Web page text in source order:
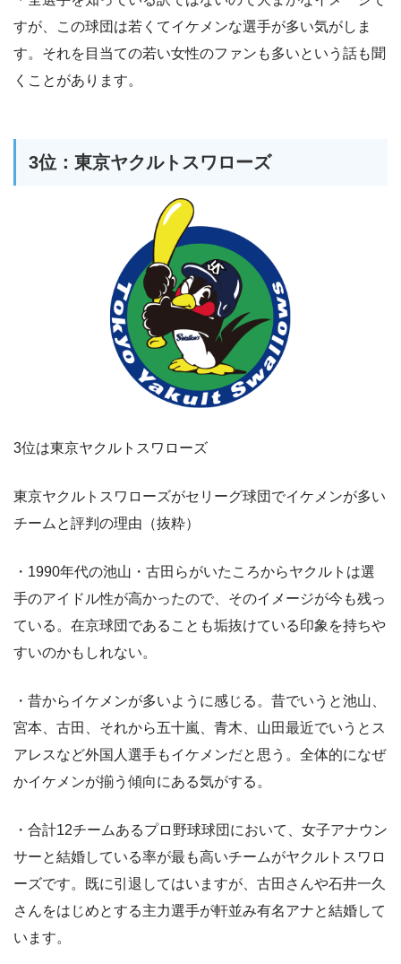
すが、この球団は若くてイケメンな選手が多い気がしま
す。それを目当ての若い女性のファンも多いという話も聞
くことがあります。
3位：東京ヤクルトスワローズ
3位は東京ヤクルトスワローズ
東京ヤクルトスワローズがセリーグ球団でイケメンが多い
チームと評判の理由（抜粋）
・1990年代の池山・古田らがいたころからヤクルトは選
手のアイドル性が高かったので、そのイメージが今も残っ
ている。在京球団であることも垢抜けている印象を持ちや
すいのかもしれない。
・昔からイケメンが多いように感じる。昔でいうと池山、
宮本、古田、それから五十嵐、青木、山田最近でいうとス
アレスなど外国人選手もイケメンだと思う。全体的になぜ
かイケメンが揃う傾向にある気がする。
・合計12チームあるプロ野球球団において、女子アナウン
サーと結婚している率が最も高いチームがヤクルトスワロ
ーズです。既に引退してはいますが、古田さんや石井一久
さんをはじめとする主力選手が軒並み有名アナと結婚して
います。